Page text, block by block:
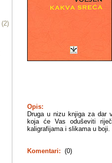
(2)
Opis:
Druga u nizu knjiga za dar
koja će Vas oduševiti
kaligrafijama i slikama u boji.
Komentari: (0)